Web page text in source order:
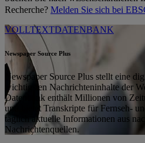
Recherche? Melden Sie sich bei
VOLLTEXTDATENBANK
Newspaper Source Plus
Newspaper Source Plus stellt eine
wichtigsten Nachrichteninhalte der
Datenbank enthält Millionen von
und bietet Transkripte für Fernseh-
täglich aktuelle Informationen aus
Nachrichtenquellen.